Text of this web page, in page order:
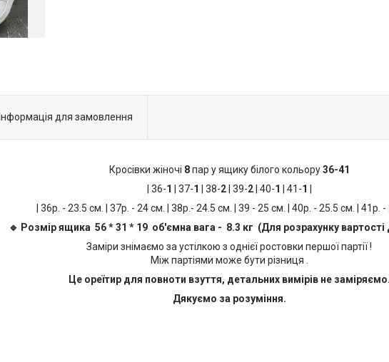
Інформація для замовлення
Кросівки жіночі 8пар у ящику білого кольору36-41
| 36-1 | 37-1 | 38-2| 39-2| 40-1 | 41-1
| 36р. - 23.5 см. | 37р. - 24 см. | 38р.- 24.5 см. | 39 - 25 см. | 40р. - 25.5 см. | 41р.
🔹 Розмір ящика 56 * 31 * 19 об'ємна вага - 8.3 кг (Для розрахунку вартості
Заміри знімаємо за устілкою з однієї ростовки першої партії !
Між партіями може бути різниця .
Це ореїтир для повноти взуття, детальних вимірів не
Дякуємо за розуміння.